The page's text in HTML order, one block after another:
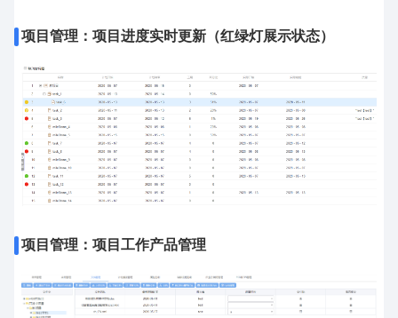
项目管理：项目进度实时更新（红绿灯展示状态）
项目管理：项目工作产品管理